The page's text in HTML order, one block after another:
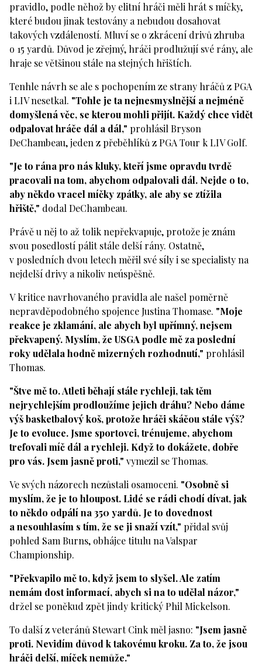
pravidlo, podle něhož by elitní hráči měli hrát s míčky,
které budou jinak testovány a nebudou dosahovat
takových vzdáleností. Mluví se o zkrácení drivů zhruba
o 15 yardů. Důvod je zřejmý, hráči prodlužují své rány, ale
hraje se většinou stále na stejných hřištích.
Tenhle návrh se ale s pochopením ze strany hráčů z PGA
i LIV nesetkal. "Tohle je ta nejnesmyslnější a nejméně
domyšlená věc, se kterou mohli přijít. Každý chce vidět
odpalovat hráče dál a dál," prohlásil Bryson
DeChambeau, jeden z přeběhlíků z PGA Tour k LIV Golf.
"Je to rána pro nás kluky, kteří jsme opravdu tvrdě
pracovali na tom, abychom odpalovali dál. Nejde o to,
aby někdo vracel míčky zpátky, ale aby se ztížila
hřiště," dodal DeChambeau.
Právě u něj to až tolik nepřekvapuje, protože je znám
svou posedlostí pálit stále delší rány. Ostatně,
v posledních dvou letech měřil své síly i se specialisty na
nejdelší drivy a nikoliv neúspěšně.
V kritice navrhovaného pravidla ale našel poměrně
nepravděpodobného spojence Justina Thomase. "Moje
reakce je zklamání, ale abych byl upřímný, nejsem
překvapený. Myslím, že USGA podle mě za poslední
roky udělala hodně mizerných rozhodnutí," prohlásil
Thomas.
"Štve mě to. Atleti běhají stále rychleji, tak těm
nejrychlejším prodloužíme jejich dráhu? Nebo dáme
výš basketbalový koš, protože hráči skáčou stále výš?
Je to evoluce. Jsme sportovci, trénujeme, abychom
trefovali míč dál a rychleji. Když to dokážete, dobře
pro vás. Jsem jasně proti," vymezil se Thomas.
Ve svých názorech nezůstali osamoceni. "Osobně si
myslím, že je to hloupost. Lidé se rádi chodí dívat, jak
to někdo odpálí na 350 yardů. Je to dovednost
a nesouhlasím s tím, že se ji snaží vzít," přidal svůj
pohled Sam Burns, obhájce titulu na Valspar
Championship.
"Překvapilo mě to, když jsem to slyšel. Ale zatím
nemám dost informací, abych si na to udělal názor,"
držel se poněkud zpět jindy kritický Phil Mickelson.
To další z veteránů Stewart Cink měl jasno: "Jsem jasně
proti. Nevidím důvod k takovému kroku. Za to, že jsou
hráči delší, míček nemůže."